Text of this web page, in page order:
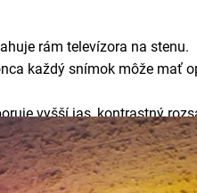
rám televízora na stenu.
každý snímok môže mať
vyšší jas, kontrastný
každý pixel na